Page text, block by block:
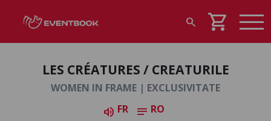
search shopping_cart
LES CRÉATURES / CREATURILE
WOMEN IN FRAME | EXCLUSIVITATE
volume_up FR notes RO